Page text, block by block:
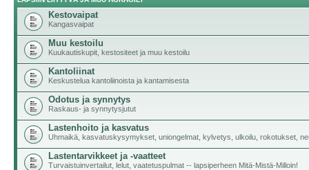
Kestovaipat
Kangasvaipat
Muu kestoilu
Kuukautiskupit, kestositeet ja muu kestoilu
Kantoliinat
Keskustelua kantoliinoista ja kantamisesta
Odotus ja synnytys
Raskaus- ja synnytysjutut
Lastenhoito ja kasvatus
Uhmaikä, kasvatuskysymykset, uniongelmat, kylvetys, ulkoilu, rokotukset,
Lastentarvikkeet ja -vaatteet
Turvaistuinvertailut, lelut, vaatetuspulmat -- lapsiperheen Mitä-Mistä-Milloin!